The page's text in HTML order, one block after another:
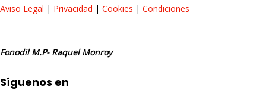
Aviso Legal | Privacidad | Cookies | Condiciones
Fonodil M.P- Raquel Monroy
Síguenos en